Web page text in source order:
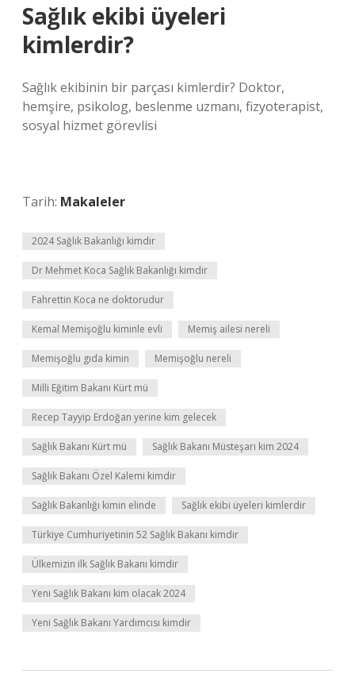
Sağlık ekibi üyeleri
kimlerdir?
Sağlık ekibinin bir parçası kimlerdir? Doktor,
hemşire, psikolog, beslenme uzmanı, fizyoterapist,
sosyal hizmet görevlisi
Tarih: Makaleler
2024 Sağlık Bakanlığı kimdir
Dr Mehmet Koca Sağlık Bakanlığı kimdir
Fahrettin Koca ne doktorudur
Kemal Memişoğlu kiminle evli Memiş ailesi nereli
Memişoğlu gıda kimin Memişoğlu nereli
Milli Eğitim Bakanı Kürt mü
Recep Tayyip Erdoğan yerine kim gelecek
Sağlık Bakanı Kürt mü Sağlık Bakanı Müsteşarı kim 2024
Sağlık Bakanı Özel Kalemi kimdir
Sağlık Bakanlığı kimin elinde Sağlık ekibi üyeleri kimlerdir
Türkiye Cumhuriyetinin 52 Sağlık Bakanı kimdir
Ülkemizin ilk Sağlık Bakanı kimdir
Yeni Sağlık Bakanı kim olacak 2024
Yeni Sağlık Bakanı Yardımcısı kimdir